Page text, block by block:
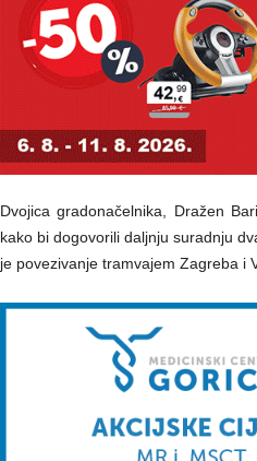
Dvojica gradonačelnika, Dražen
kako bi dogovorili daljnju suradnju
je povezivanje tramvajem Zagreba i